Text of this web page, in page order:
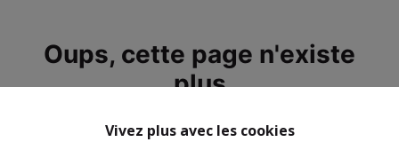
Vivez plus avec les cookies
Oups, cette page n'existe
plus